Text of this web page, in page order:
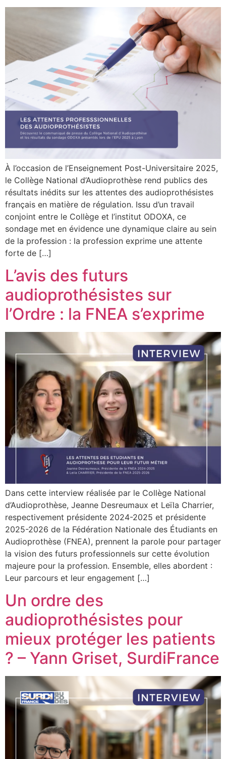
À l’occasion de l’Enseignement Post-Universitaire 2025,
le Collège National d’Audioprothèse rend publics des
résultats inédits sur les attentes des audioprothésistes
français en matière de régulation. Issu d’un travail
conjoint entre le Collège et l’institut ODOXA, ce
sondage met en évidence une dynamique claire au sein
de la profession : la profession exprime une attente
forte de […]
L’avis des futurs
audioprothésistes sur
l’Ordre : la FNEA s’exprime
Dans cette interview réalisée par le Collège National
d’Audioprothèse, Jeanne Desreumaux et Leïla Charrier,
respectivement présidente 2024-2025 et présidente
2025-2026 de la Fédération Nationale des Étudiants en
Audioprothèse (FNEA), prennent la parole pour partager
la vision des futurs professionnels sur cette évolution
majeure pour la profession. Ensemble, elles abordent :
Leur parcours et leur engagement […]
Un ordre des
audioprothésistes pour
mieux protéger les patients
? – Yann Griset, SurdiFrance